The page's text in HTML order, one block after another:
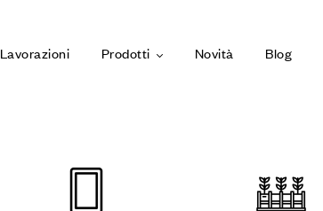
Lavorazioni Prodotti Novità Blog